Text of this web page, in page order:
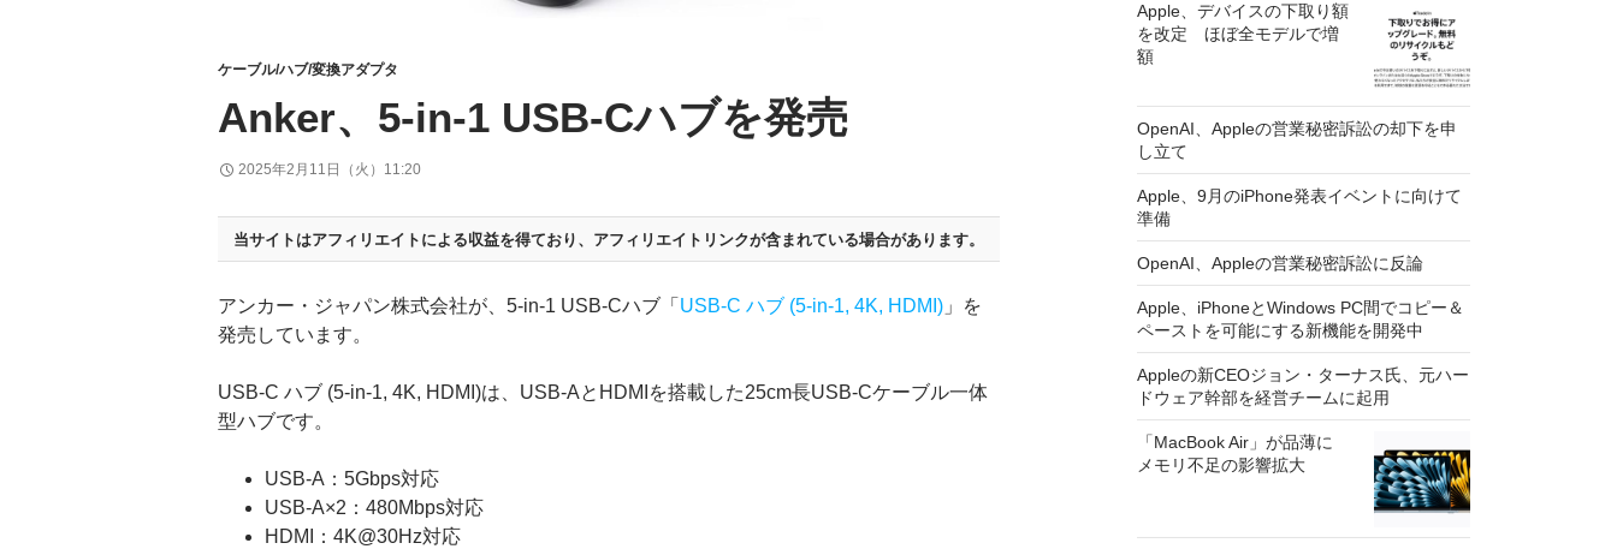
ケーブル/ハブ/変換アダプタ
Anker、5-in-1 USB-Cハブを発売
2025年2月11日（火）11:20
当サイトはアフィリエイトによる収益を得ており、 アフィリエイトリンクが含まれている場合があります。
アンカー・ジャパン株式会社が、5-in-1 USB-Cハブ「 USB-C ハブ (5-in-1, 4K, HDMI) 」を
発売しています。
USB-C ハブ (5-in-1, 4K, HDMI)は、USB-AとHDMIを搭載した25cm長USB-Cケーブル一体
型ハブです。
USB-A：5Gbps対応
USB-A×2：480Mbps対応
HDMI：4K@30Hz対応
Apple、デバイスの下取り額
を改定 ほぼ全モデルで増
額
OpenAI、Appleの営業秘密訴訟の却下を申
し立て
Apple、9月のiPhone発表イベントに向けて
準備
OpenAI、Appleの営業秘密訴訟に反論
Apple、iPhoneとWindows PC間でコピー＆
ペーストを可能にする新機能を開発中
Appleの新CEOジョン・ターナス氏、元ハー
ドウェア幹部を経営チームに起用
「MacBook Air」が品薄に
メモリ不足の影響拡大